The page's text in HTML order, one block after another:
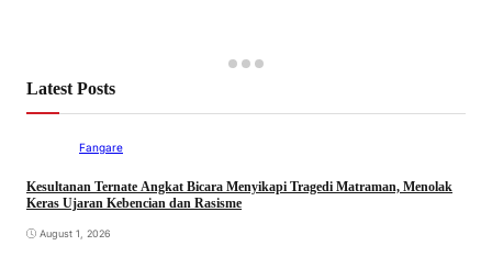
Latest Posts
Fangare
Kesultanan Ternate Angkat Bicara Menyikapi Tragedi Matraman, Menolak
Keras Ujaran Kebencian dan Rasisme
August 1, 2026